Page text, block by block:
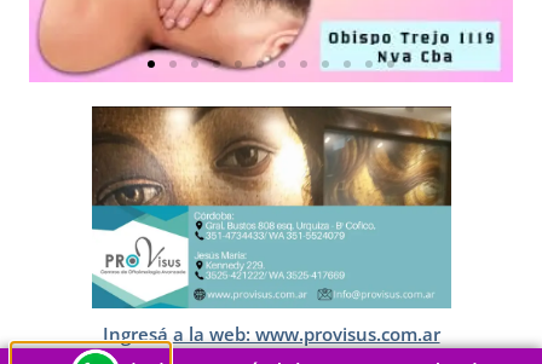
Ingresá a la web: www.provisus.com.ar